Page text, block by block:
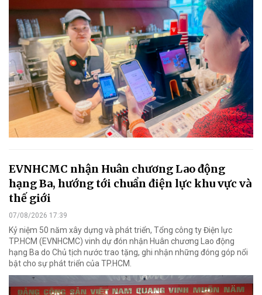
EVNHCMC nhận Huân chương Lao động
hạng Ba, hướng tới chuẩn điện lực khu vực và
thế giới
07/08/2026 17:39
Kỷ niệm 50 năm xây dựng và phát triển, Tổng công ty Điện lực
TP.HCM (EVNHCMC) vinh dự đón nhận Huân chương Lao động
hạng Ba do Chủ tịch nước trao tặng, ghi nhận những đóng góp nổi
bật cho sự phát triển của TP.HCM.